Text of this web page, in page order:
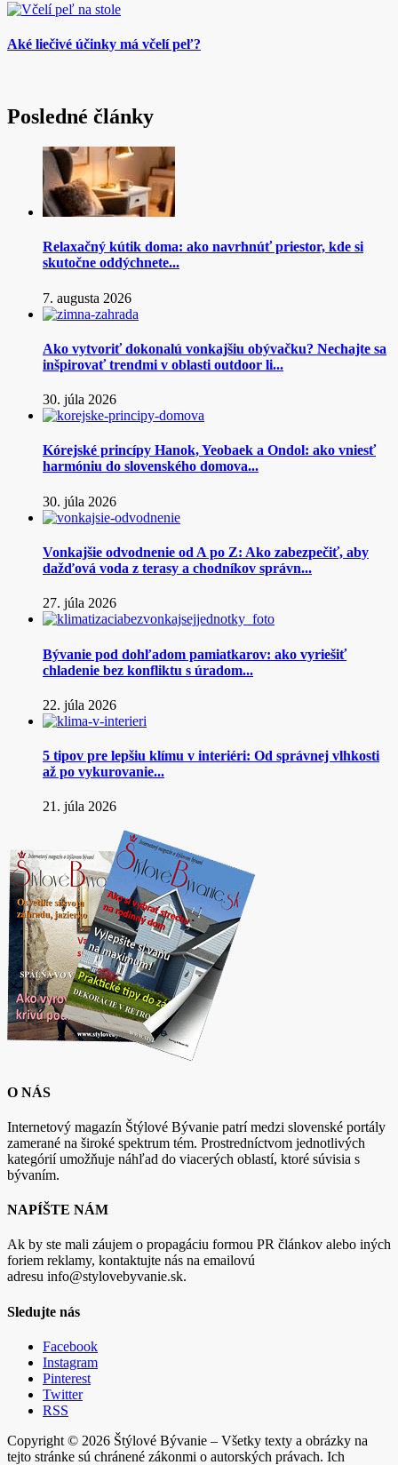
Aké liečivé účinky má včelí peľ?
Posledné články
Relaxačný kútik doma: ako navrhnúť priestor, kde si
skutočne oddýchnete...
7. augusta 2026
Ako vytvoriť dokonalú vonkajšiu obývačku? Nechajte sa
inšpirovať trendmi v oblasti outdoor li...
30. júla 2026
Kórejské princípy Hanok, Yeobaek a Ondol: ako vniesť
harmóniu do slovenského domova...
30. júla 2026
Vonkajšie odvodnenie od A po Z: Ako zabezpečiť, aby
dažďová voda z terasy a chodníkov správn...
27. júla 2026
Bývanie pod dohľadom pamiatkarov: ako vyriešiť
chladenie bez konfliktu s úradom...
22. júla 2026
5 tipov pre lepšiu klímu v interiéri: Od správnej vlhkosti
až po vykurovanie...
21. júla 2026
O NÁS
Internetový magazín Štýlové Bývanie patrí medzi slovenské portály
zamerané na široké spektrum tém. Prostredníctvom jednotlivých
kategórií umožňuje náhľad do viacerých oblastí, ktoré súvisia s
bývaním.
NAPÍŠTE NÁM
Ak by ste mali záujem o propagáciu formou PR článkov alebo iných
foriem reklamy, kontaktujte nás na emailovú
adresu info@stylovebyvanie.sk.
Sledujte nás
Facebook
Instagram
Pinterest
Twitter
RSS
Copyright © 2026 Štýlové Bývanie – Všetky texty a obrázky na
tejto stránke sú chránené zákonmi o autorských právach. Ich